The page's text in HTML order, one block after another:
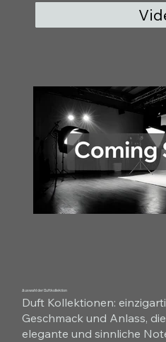
Auswahl der Duftkollektion
Duft Kollektionen:
Geschmack und Anlass,
elegante und sinnliche